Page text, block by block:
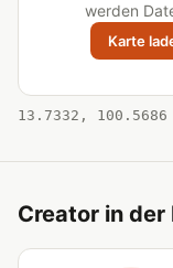
werden
Karte
13.7332, 100.5686
Creator in der